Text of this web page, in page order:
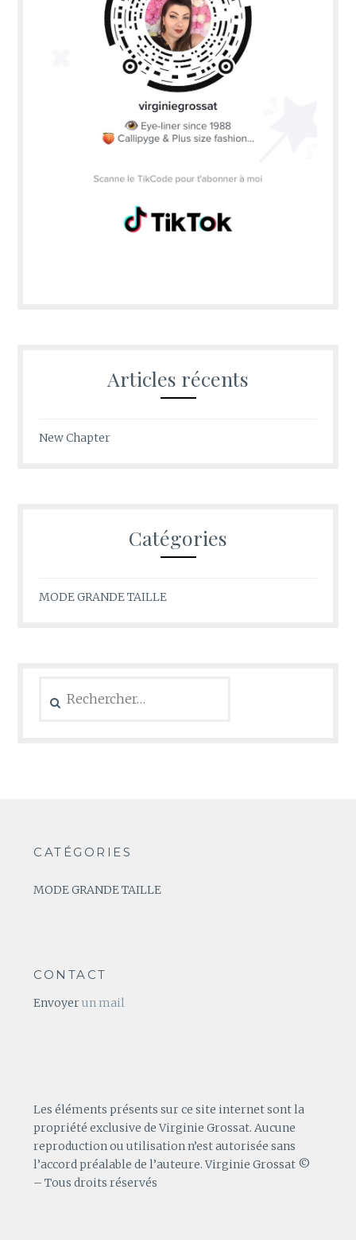
Articles récents
New Chapter
Catégories
MODE GRANDE TAILLE
CATÉGORIES
MODE GRANDE TAILLE
CONTACT
Envoyerun mail
Les éléments présents sur ce site internet sont la
propriété exclusive de Virginie Grossat. Aucune
reproduction ou utilisation n’est autorisée sans
l’accord préalable de l’auteure. Virginie Grossat ©
– Tous droits réservés